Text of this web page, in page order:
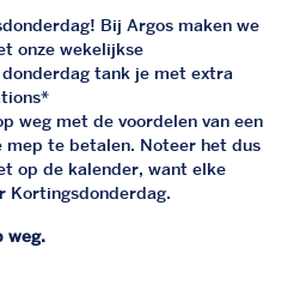
Bij Argos maken we
onze wekelijkse
tank je met extra
weg met de voordelen van een
mep te betalen. Noteer het dus
op de kalender, want elke
Kortingsdonderdag.
weg.